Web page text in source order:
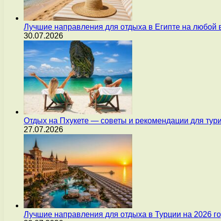
Лучшие направления для отдыха в Египте на любой
30.07.2026
Отдых на Пхукете — советы и рекомендации для
27.07.2026
Лучшие направления для отдыха в Турции на 2026